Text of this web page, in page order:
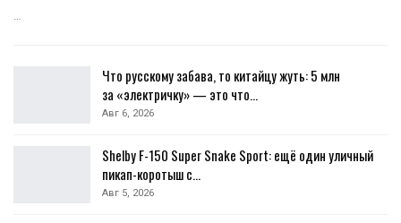
…
Что русскому забава, то китайцу жуть: 5 млн
за «электричку» — это что…
Авг 6, 2026
Shelby F-150 Super Snake Sport: ещё один уличный
пикап-коротыш с…
Авг 5, 2026